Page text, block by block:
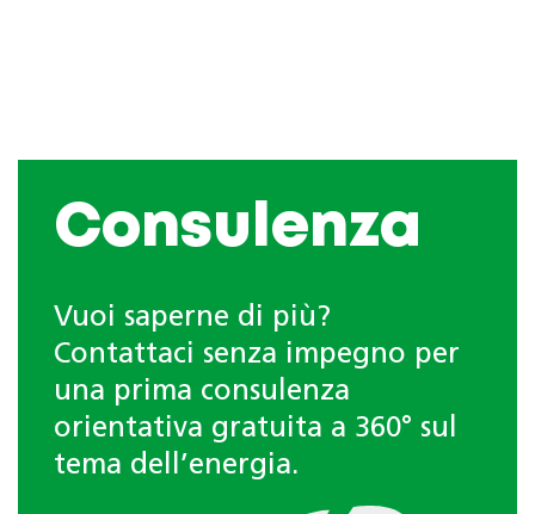
Consulenza
Vuoi saperne di più?
Contattaci senza impegno per
una prima consulenza
orientativa gratuita a 360° sul
tema dell’energia.